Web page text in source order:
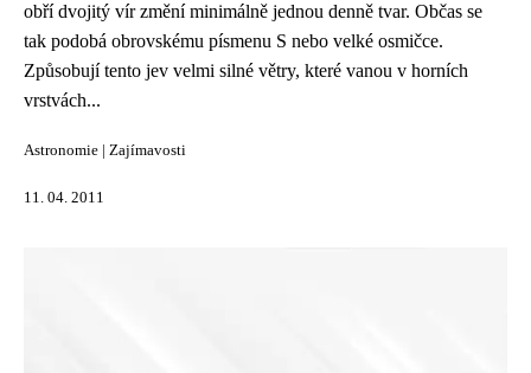
obří dvojitý vír změní minimálně jednou denně tvar. Občas se
tak podobá obrovskému písmenu S nebo velké osmičce.
Způsobují tento jev velmi silné větry, které vanou v horních
vrstvách...
Astronomie Zajímavosti
11. 04. 2011